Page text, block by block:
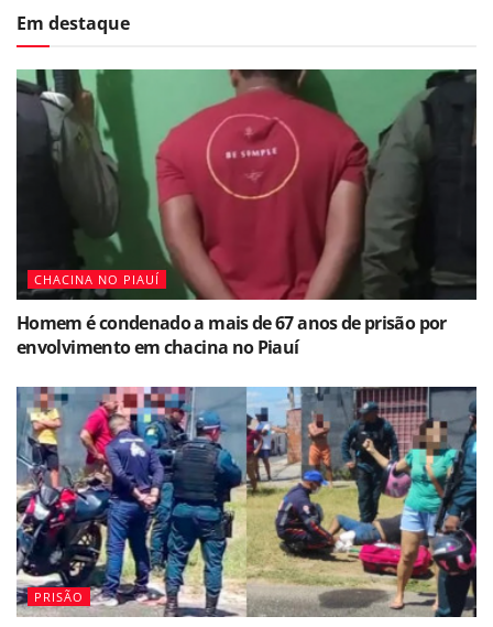
Em destaque
CHACINA NO PIAUÍ
Homem é condenado a mais de 67 anos de prisão por
envolvimento em chacina no Piauí
PRISÃO